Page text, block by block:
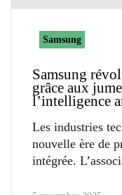
Samsung
Samsung
grâce aux
l’intelligence
Les industries
nouvelle ère de
intégrée.